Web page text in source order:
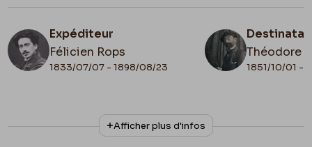
Expéditeur
Félicien Rops
1833/07/07 - 1898/08/23
Théodore
1851/10/01 -
N° d'inventaire
ML/00026/0047
Collationnage
Autographe
Afficher plus d'infos